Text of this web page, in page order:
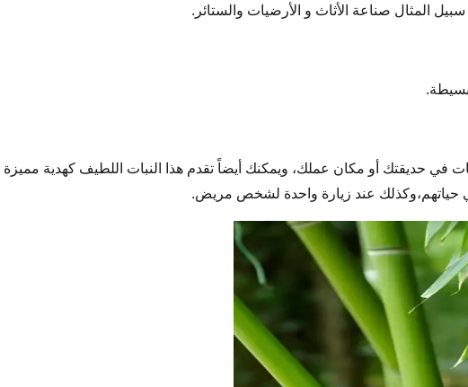
المثال صناعة الأثاث و الأرضيات والستائر.
في حديقتك أو مكان عملك، ويمكنك أيضاً تقدم هذا النبات اللطيف كهدية مميزة
حياتهم،وكذلك عند زيارة واحدة لشخص مريض.